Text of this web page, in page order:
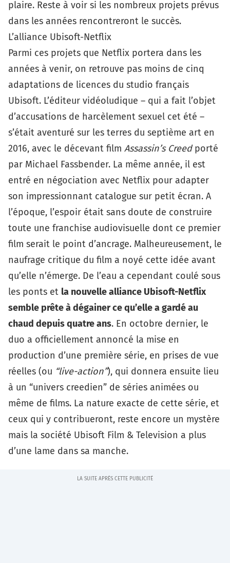
plaire. Reste à voir si les nombreux projets prévus
dans les années rencontreront le succès.
L’alliance Ubisoft-Netflix
Parmi ces projets que Netflix portera dans les
années à venir, on retrouve pas moins de cinq
adaptations de licences du studio français
Ubisoft. L’éditeur vidéoludique – qui a fait l’objet
d’accusations de harcèlement sexuel cet été –
s’était aventuré sur les terres du septième art en
2016, avec le décevant film Assassin’s Creedporté
par Michael Fassbender. La même année, il est
entré en négociation avec Netflix pour adapter
son impressionnant catalogue sur petit écran. A
l’époque, l’espoir était sans doute de construire
toute une franchise audiovisuelle dont ce premier
film serait le point d’ancrage. Malheureusement, le
naufrage critique du film a noyé cette idée avant
qu’elle n’émerge. De l’eau a cependant coulé sous
les ponts et la nouvelle alliance Ubisoft-Netflix
semble prête à dégainer ce qu’elle a gardé au
chaud depuis quatre ans. En octobre dernier, le
duo a officiellement annoncé la mise en
production d’une première série, en prises de vue
réelles (ou “live-action”), qui donnera ensuite lieu
à un “univers creedien” de séries animées ou
même de films. La nature exacte de cette série, et
ceux qui y contribueront, reste encore un mystère
mais la société Ubisoft Film & Television a plus
d’une lame dans sa manche.